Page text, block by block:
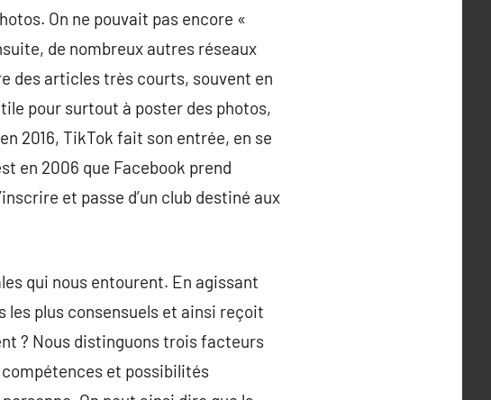
On ne pouvait pas encore «
de nombreux autres réseaux
des articles très courts, souvent en
pour surtout à poster des photos,
2016, TikTok fait son entrée, en se
en 2006 que Facebook prend
et passe d’un club destiné aux
qui nous entourent. En agissant
les plus consensuels et ainsi reçoit
? Nous distinguons trois facteurs
et possibilités